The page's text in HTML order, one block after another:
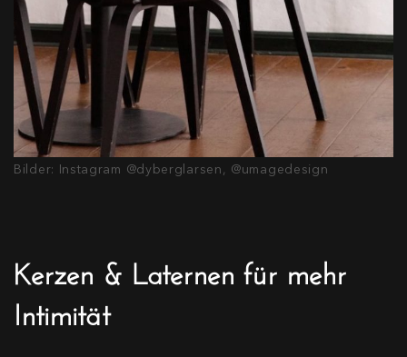
Bilder: Instagram @dyberglarsen, @umagedesign
Kerzen & Laternen für mehr
Intimität